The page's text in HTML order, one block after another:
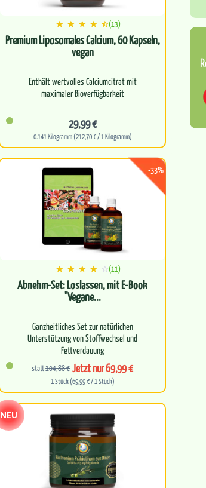
(13)
Premium Liposomales Calcium, 60 Kapseln,
vegan
Enthält wertvolles Calciumcitrat mit
maximaler Bioverfügbarkeit
Knochen und Zähne
29,99 €
0.141 Kilogramm (212,70 € / 1 Kilogramm)
-33%
(11)
Abnehm-Set: Loslassen, mit E-Book
"Vegane...
Ganzheitliches Set zur natürlichen
Unterstützung von Stoffwechsel und
Fettverdauung
Enthält einen Doppelpack der bewährten…
statt104,88 € Jetzt nur 69,99 €
1 Stück (69,99 € / 1 Stück)
NEU